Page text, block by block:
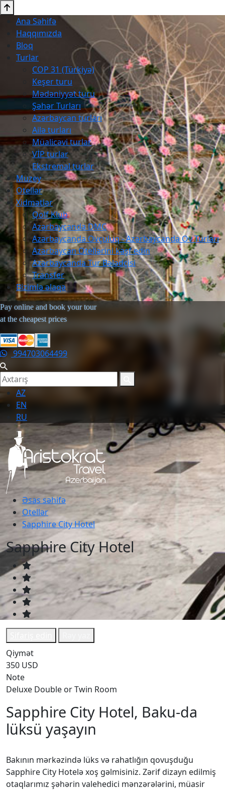
Ana Səhifə
Haqqımızda
Bloq
Turlar
COP 31 (Türkiyə)
Keşer turu
Mədəniyyət turu
Şəhər Turları
Azərbaycan turları
Ailə turları
Müalicəvi turlar
VİP turlar
Ekstremal turlar
Muzey
Otellər
Xidmətlər
Qolf Klub
Azərbaycanda DMC
Azərbaycanda Ovçuluq - Azərbaycanda Ov Turları
Azərbaycan Otellərini kəşf edin
Azərbaycanda Tur Bələdçisi
Transfer
Bizimlə əlaqə
Pay online and book your tour
at the cheapest prices
994703064499
AZ
EN
RU
Əsas səhifə
Otellər
Sapphire City Hotel
Sapphire City Hotel
Qiymət
350 USD
Note
Deluxe Double or Twin Room
Sapphire City Hotel, Baku-da
lüksü yaşayın
Bakının mərkəzində lüks və rahatlığın qovuşduğu
Sapphire City Hotelə xoş gəlmisiniz. Zərif dizayn edilmiş
otaqlarımız şəhərin valehedici mənzərələrini, müasir